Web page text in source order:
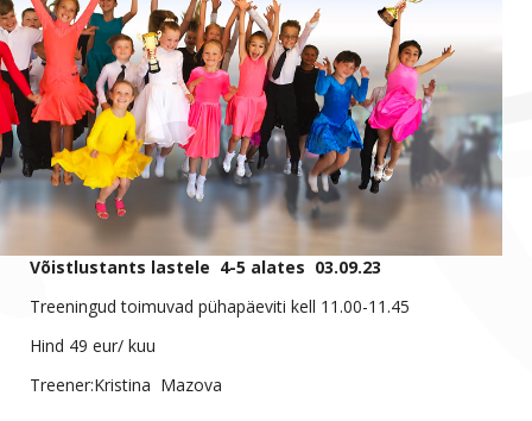
Võistlustants lastele 4-5 alates 03.09.23
Treeningud toimuvad pühapäeviti kell 11.00-11.45
Hind 49 eur/ kuu
Treener:Kristina Mazova